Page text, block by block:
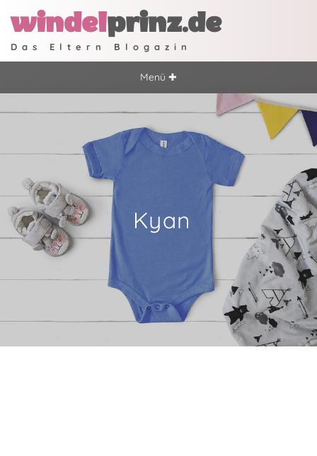
windelprinz.de
Das Eltern Blogazin
Menü ✚
Kyan